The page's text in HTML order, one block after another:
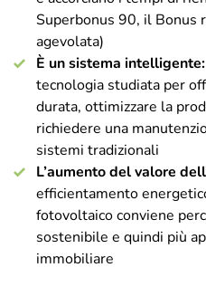
Superbonus 90, il Bonus
agevolata)
È un sistema intelligente:
tecnologia studiata per
durata, ottimizzare la
richiedere una
sistemi tradizionali
L’aumento del valore
efficientamento
fotovoltaico conviene
sostenibile e quindi più
immobiliare